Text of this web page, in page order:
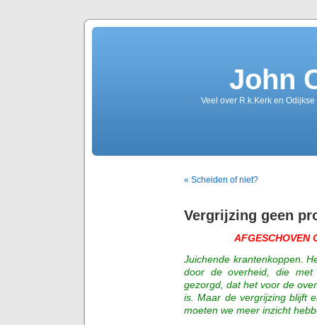
John
Veel over R.k.Kerk en
« Scheiden of niet?
Vergrijzing geen
AFGESCHOVEN
Juichende krantenkoppen.
door de overheid, die
gezorgd, dat het voor de
is. Maar de vergrijzing blijft
moeten we meer inzicht